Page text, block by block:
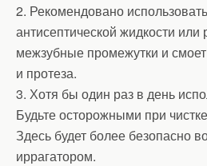
2. Рекомендовано
антисептической жидкости или
межзубные промежутки и
и протеза.
3. Хотя бы один раз в день
Будьте осторожными при
Здесь будет более безопасно
иррагатором.